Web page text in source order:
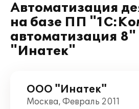
Автоматизация
на базе ПП
автоматизация
"Инатек"
ООО "Инатек"
Москва, Февраль 2011